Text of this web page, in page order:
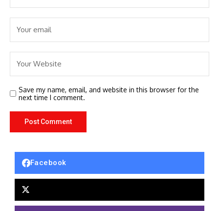
Save my name, email, and website in this browser for the
next time I comment.
Facebook